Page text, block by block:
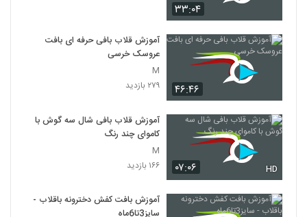
۳۳:۰۴
۴۶:۴۶
آموزش قلاب بافی حرفه ای بافت
عروسک خرسی
M
۲۷۹ بازدید
۰۷:۰۶ HD
آموزش قلاب بافی شال سه گوش با
کاموای چند رنگ
M
۱۶۶ بازدید
آموزش بافت کفش دخترونه باقلاب -
سایز3تا6ماه